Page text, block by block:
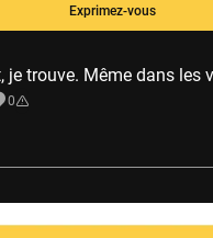
Exprimez-vous
je trouve. Même dans les
0